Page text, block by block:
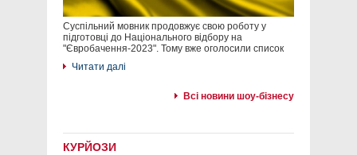
Суспільний мовник продовжує свою роботу у
підготовці до Національного відбору на
"Євробачення-2023". Тому вже оголосили список
Читати далі
Всі новини шоу-бізнесу
КУРЙОЗИ